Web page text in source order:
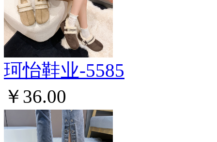
珂怡鞋业-5585
￥36.00